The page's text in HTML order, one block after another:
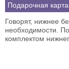
Подарочная карта
Говорят, нижнее
необходимости.
комплектом